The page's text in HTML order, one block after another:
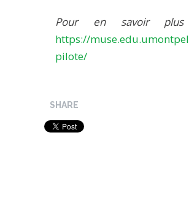
Pour en savoir
https://
pilote/
SHARE